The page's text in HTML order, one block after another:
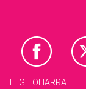
LEGE OHARRA